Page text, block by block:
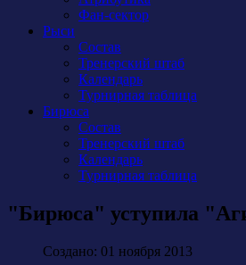
Фан-сектор
Рыси
Состав
Тренерский штаб
Календарь
Турнирная таблица
Бирюса
Состав
Тренерский штаб
Календарь
Турнирная таблица
"Бирюса" уступила
Создано: 01 ноября 2013